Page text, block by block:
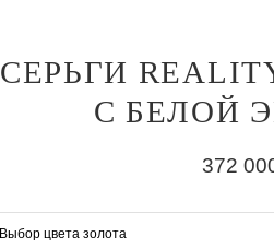
СЕРЬГИ
С БЕЛОЙ
372
Выбор цвета золота